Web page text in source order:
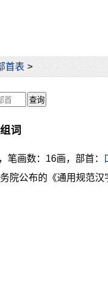
首表 >
词
，笔画数：16画，部首：
院公布的《通用规范